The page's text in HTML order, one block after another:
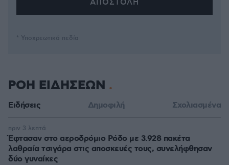
* Υποχρεωτικά πεδία
ΡΟΗ ΕΙΔΗΣΕΩΝ
Ειδήσεις Δημοφιλή Σχολιασμένα
Έφτασαν στο αεροδρόμιο Ρόδο με 3.928 πακέτα
λαθραία τσιγάρα στις αποσκευές τους, συνελήφθησαν
δύο γυναίκες
πριν 3 λεπτά